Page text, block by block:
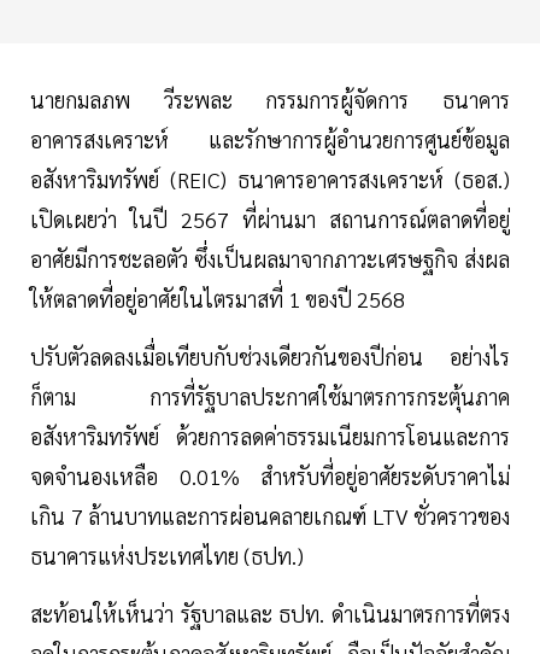
นายกมลภพ วีระพละ กรรมการผู้จัดการ ธนาคาร
อาคารสงเคราะห์ และรักษาการผู้อำนวยการศูนย์ข้อมูล
อสังหาริมทรัพย์ (REIC) ธนาคารอาคารสงเคราะห์ (ธอส.)
เปิดเผยว่า ในปี 2567 ที่ผ่านมา สถานการณ์ตลาดที่อยู่
อาศัยมีการชะลอตัว ซึ่งเป็นผลมาจากภาวะเศรษฐกิจ ส่งผล
ให้ตลาดที่อยู่อาศัยในไตรมาสที่ 1 ของปี 2568
ปรับตัวลดลงเมื่อเทียบกับช่วงเดียวกันของปีก่อน อย่างไร
ก็ตาม การที่รัฐบาลประกาศใช้มาตรการกระตุ้นภาค
อสังหาริมทรัพย์ ด้วยการลดค่าธรรมเนียมการโอนและการ
จดจำนองเหลือ 0.01% สำหรับที่อยู่อาศัยระดับราคาไม่
เกิน 7 ล้านบาทและการผ่อนคลายเกณฑ์ LTV ชั่วคราวของ
ธนาคารแห่งประเทศไทย (ธปท.)
สะท้อนให้เห็นว่า รัฐบาลและ ธปท. ดำเนินมาตรการที่ตรง